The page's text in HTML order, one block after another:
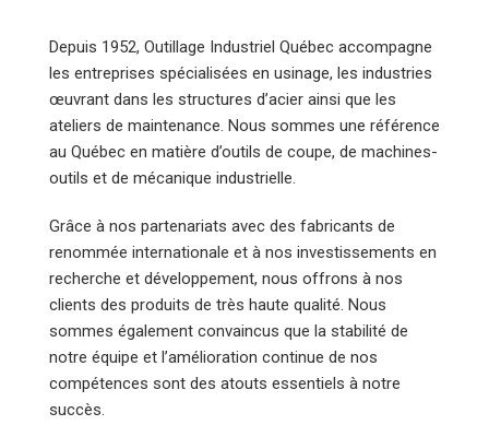
Depuis 1952, Outillage Industriel Québec accompagne
les entreprises spécialisées en usinage, les industries
œuvrant dans les structures d’acier ainsi que les
ateliers de maintenance. Nous sommes une référence
au Québec en matière d’outils de coupe, de machines-
outils et de mécanique industrielle.
Grâce à nos partenariats avec des fabricants de
renommée internationale et à nos investissements en
recherche et développement, nous offrons à nos
clients des produits de très haute qualité. Nous
sommes également convaincus que la stabilité de
notre équipe et l’amélioration continue de nos
compétences sont des atouts essentiels à notre
succès.